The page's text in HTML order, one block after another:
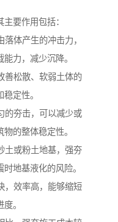
要作用包括：
体产生的冲击力，
力，减少沉降。
善松散、软弱土体的
定性。
的夯击，可以减少或
的整体稳定性。
土或粉土地基，强夯
地基液化的风险。
，效率高，能够缩短
。